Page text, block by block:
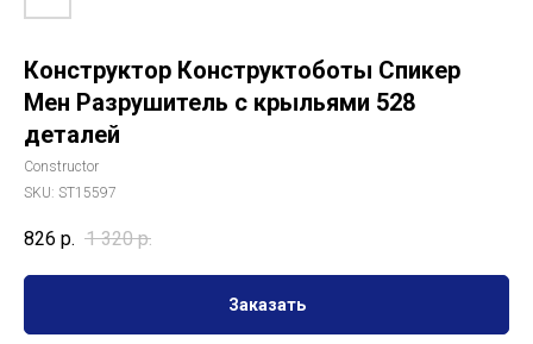
Конструктор Конструктоботы Спикер
Мен Разрушитель с крыльями 528
деталей
Сonstructor
SKU: ST15597
826 р. 1 320 р.
Заказать